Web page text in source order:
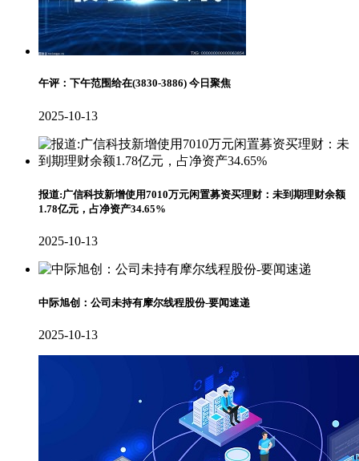
午评：下午范围给在(3830-3886) 今日聚焦
2025-10-13
报道:广信科技新增使用7010万元闲置募资买理财：未到期理财余额
1.78亿元，占净资产34.65%
2025-10-13
中际旭创：公司未持有摩尔线程股份-要闻速递
2025-10-13